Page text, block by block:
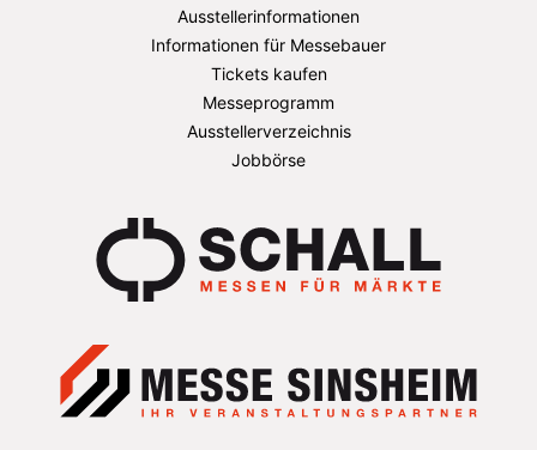
Ausstellerinformationen
Informationen für Messebauer
Tickets kaufen
Messeprogramm
Ausstellerverzeichnis
Jobbörse